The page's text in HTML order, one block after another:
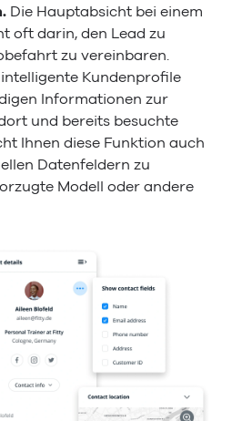
Die Hauptabsicht bei einem
oft darin, den Lead zu
zu vereinbaren.
Kundenprofile
Informationen zur
und bereits besuchte
Ihnen diese Funktion auch
Datenfeldern zu
Modell oder andere